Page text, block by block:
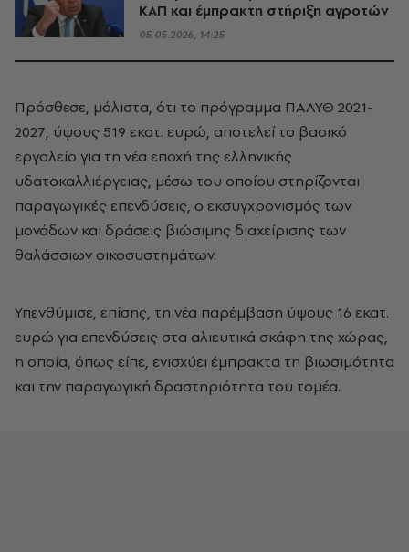
ΚΑΠ και έμπρακτη στήριξη αγροτών
05.05.2026, 14:25
Πρόσθεσε, μάλιστα, ότι το πρόγραμμα ΠΑΛΥΘ 2021-
2027, ύψους 519 εκατ. ευρώ, αποτελεί το βασικό
εργαλείο για τη νέα εποχή της ελληνικής
υδατοκαλλιέργειας, μέσω του οποίου στηρίζονται
παραγωγικές επενδύσεις, ο εκσυγχρονισμός των
μονάδων και δράσεις βιώσιμης διαχείρισης των
θαλάσσιων οικοσυστημάτων.
Υπενθύμισε, επίσης, τη νέα παρέμβαση ύψους 16 εκατ.
ευρώ για επενδύσεις στα αλιευτικά σκάφη της χώρας,
η οποία, όπως είπε, ενισχύει έμπρακτα τη βιωσιμότητα
και την παραγωγική δραστηριότητα του τομέα.